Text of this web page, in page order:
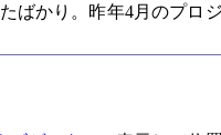
ばかり。昨年4月のプロ